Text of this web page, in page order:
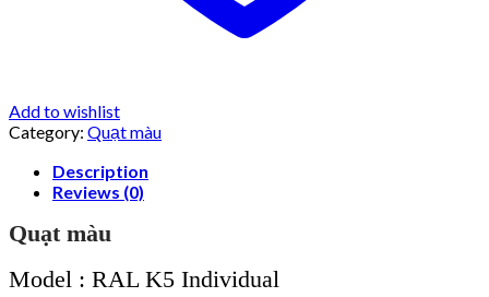
Add to wishlist
Category: Quạt màu
Description
Reviews (0)
Quạt màu
Model : RAL K5 Individual